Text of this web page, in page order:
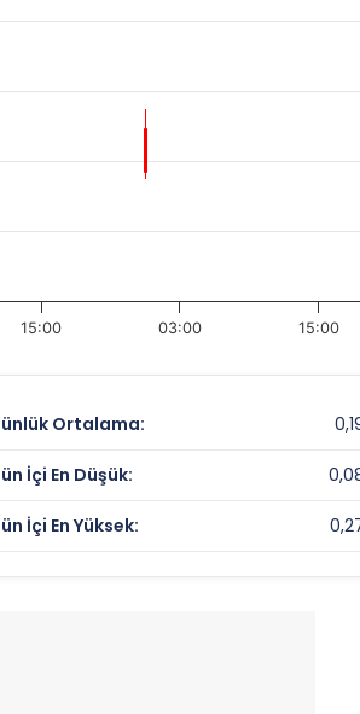
15:00 03:00 15:00
Ortalama:
İçi En Düşük:
İçi En Yüksek: